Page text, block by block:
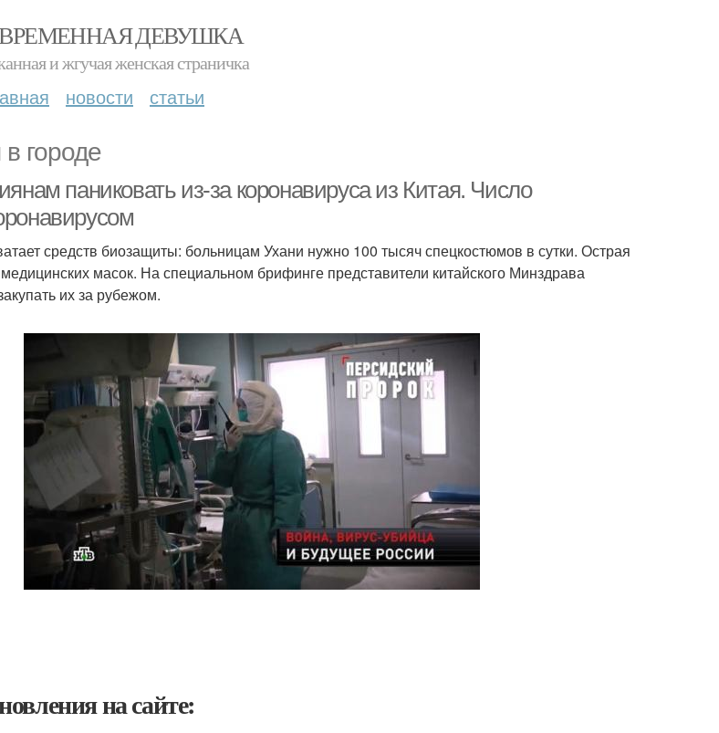
ДЕВУШКА
и жгучая женская страничка
новости статьи
городе
паниковать из-за коронавируса из Китая. Число
средств биозащиты: больницам Ухани нужно 100 тысяч спецкостюмов в сутки. Острая
масок. На специальном брифинге представители китайского Минздрава
их за рубежом.
на сайте: